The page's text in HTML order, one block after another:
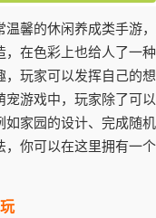
温馨的休闲养成类手游
，在色彩上也给人了一
，玩家可以发挥自己的
宠游戏中，玩家除了可
家园的设计、完成随机
，你可以在这里拥有一